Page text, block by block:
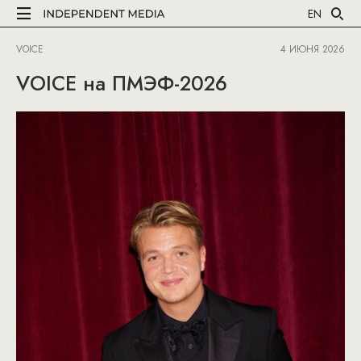
EN
VOICE 4 ИЮНЯ 2026
VOICE на ПМЭФ-2026